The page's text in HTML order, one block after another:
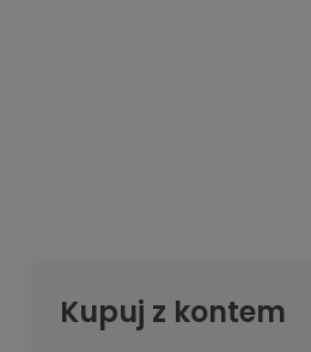
Kupuj z kontem